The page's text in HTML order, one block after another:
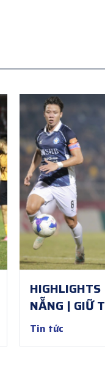
NẴNG | GIỮ
CHẢO LỬA
Tin tức